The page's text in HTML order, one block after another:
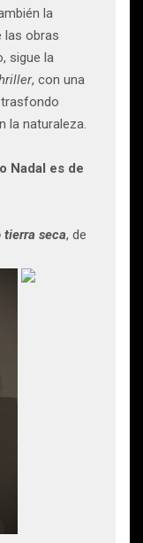
la
las obras
sigue la
, con una
la naturaleza.
Nadal es de
tierra seca, de